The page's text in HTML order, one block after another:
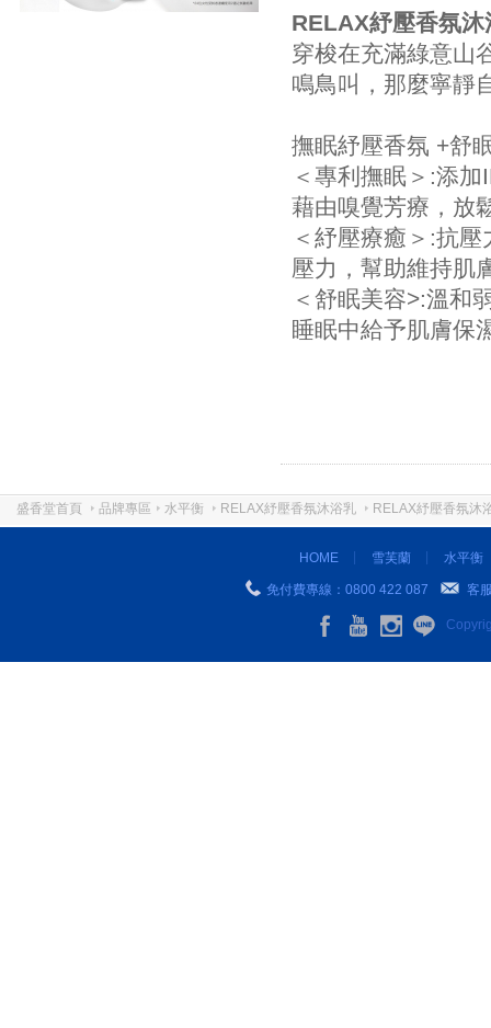
RELAX紓壓香氛
穿梭在充滿綠意山
鳴鳥叫，那麼寧靜
撫眠紓壓香氛 +舒
＜專利撫眠＞:添
藉由嗅覺芳療，放
＜紓壓療癒＞:抗
壓力，幫助維持肌
＜舒眠美容>:溫和
睡眠中給予肌膚保
盛香堂首頁 品牌專區 水平衡 RELAX紓壓香氛沐浴乳 RELAX紓壓香氛沐
HOME 雪芙蘭 水平衡
免付費專線：0800 422 087 客